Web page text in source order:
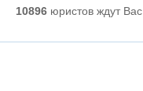
10896 юристов ждут Вас